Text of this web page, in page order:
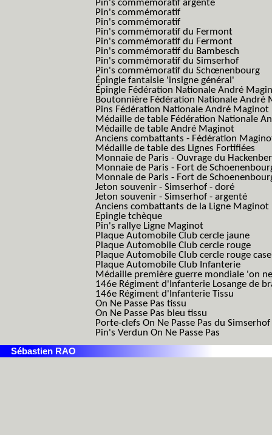
Pin's commémoratif argenté
Pin's commémoratif
Pin's commémoratif
Pin's commémoratif du Fermont
Pin's commémoratif du Fermont
Pin's commémoratif du Bambesch
Pin's commémoratif du Simserhof
Pin's commémoratif du Schœnenbourg
Épingle fantaisie 'insigne général'
Épingle Fédération Nationale André
Boutonnière Fédération Nationale André
Pins Fédération Nationale André Maginot
Médaille de table Fédération Nationale
Médaille de table André Maginot
Anciens combattants - Fédération
Médaille de table des Lignes Fortifiées
Monnaie de Paris - Ouvrage du
Monnaie de Paris - Fort de
Monnaie de Paris - Fort de
Jeton souvenir - Simserhof - doré
Jeton souvenir - Simserhof - argenté
Anciens combattants de la Ligne Maginot
Epingle tchèque
Pin's rallye Ligne Maginot
Plaque Automobile Club cercle jaune
Plaque Automobile Club cercle rouge
Plaque Automobile Club cercle rouge
Plaque Automobile Club Infanterie
Médaille première guerre mondiale 'on
146e Régiment d'Infanterie Losange de
146e Régiment d'Infanterie Tissu
On Ne Passe Pas tissu
On Ne Passe Pas bleu tissu
Porte-clefs On Ne Passe Pas du Simserhof
Pin's Verdun On Ne Passe Pas
Sébastien RAO